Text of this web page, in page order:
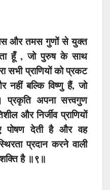
और तमस गुणों से युक्त
हूँ , जो पुरुष के साथ
सभी प्राणियों को प्रकट
बल्कि विष्णु हैं, जो
अपना सत्त्वगुण
और निर्जीव प्राणियों
देती है और वह
प्रदान करने वाली
है ॥९॥